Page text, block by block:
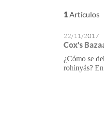
1Artículos
22/11/2017
Cox's
¿Cómo se
rohinyás?